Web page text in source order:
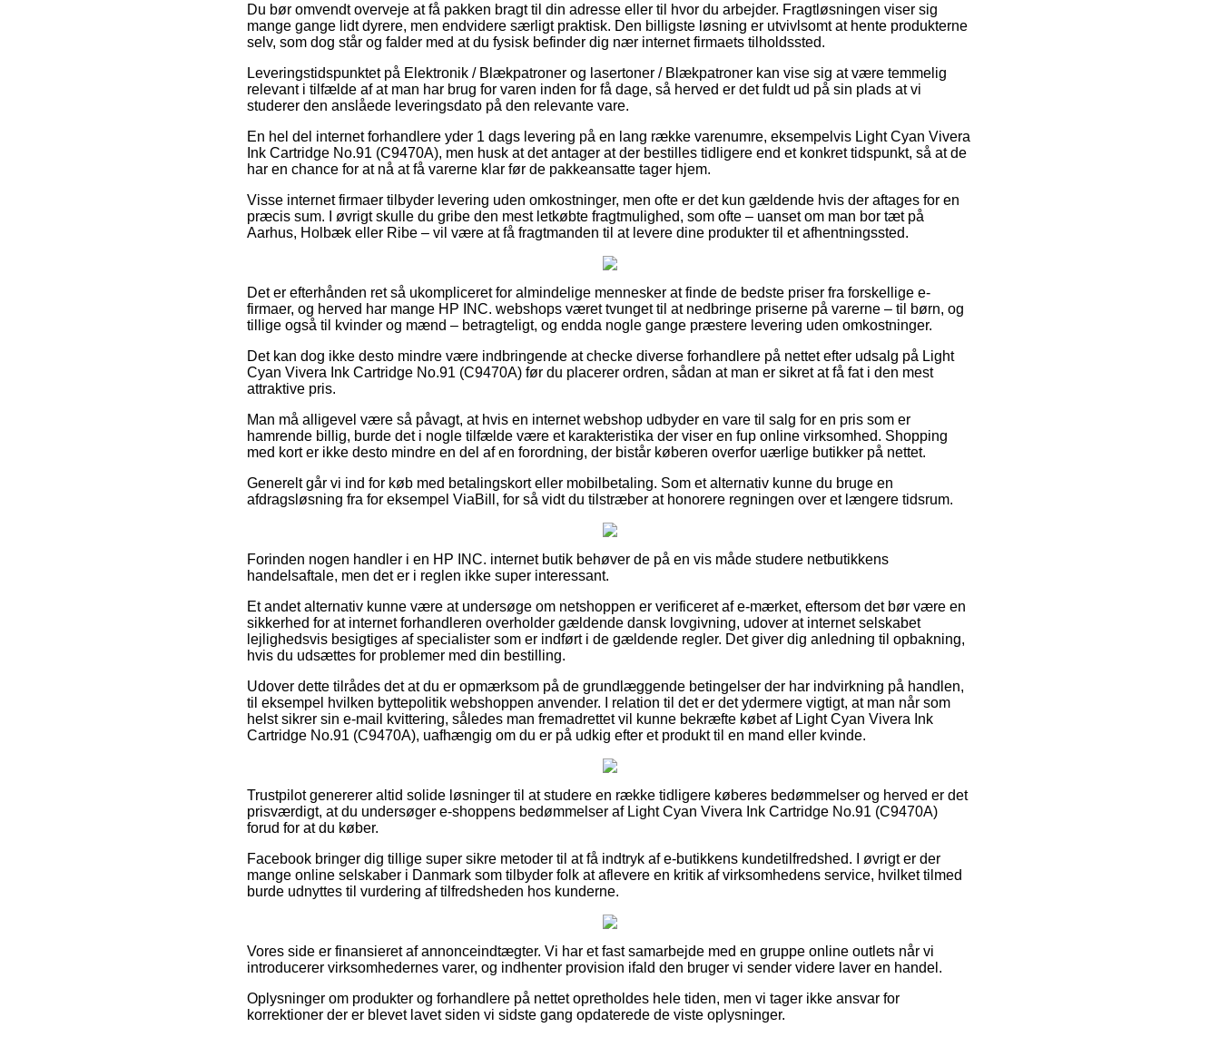
Du bør omvendt overveje at få pakken bragt til din adresse eller til hvor du arbejder. Fragtløsningen viser sig
mange gange lidt dyrere, men endvidere særligt praktisk. Den billigste løsning er utvivlsomt at hente produkterne
selv, som dog står og falder med at du fysisk befinder dig nær internet firmaets tilholdssted.
Leveringstidspunktet på Elektronik / Blækpatroner og lasertoner / Blækpatroner kan vise sig at være temmelig
relevant i tilfælde af at man har brug for varen inden for få dage, så herved er det fuldt ud på sin plads at vi
studerer den anslåede leveringsdato på den relevante vare.
En hel del internet forhandlere yder 1 dags levering på en lang række varenumre, eksempelvis Light Cyan Vivera
Ink Cartridge No.91 (C9470A), men husk at det antager at der bestilles tidligere end et konkret tidspunkt, så at de
har en chance for at nå at få varerne klar før de pakkeansatte tager hjem.
Visse internet firmaer tilbyder levering uden omkostninger, men ofte er det kun gældende hvis der aftages for en
præcis sum. I øvrigt skulle du gribe den mest letkøbte fragtmulighed, som ofte – uanset om man bor tæt på
Aarhus, Holbæk eller Ribe – vil være at få fragtmanden til at levere dine produkter til et afhentningssted.
Det er efterhånden ret så ukompliceret for almindelige mennesker at finde de bedste priser fra forskellige e-
firmaer, og herved har mange HP INC. webshops været tvunget til at nedbringe priserne på varerne – til børn, og
tillige også til kvinder og mænd – betragteligt, og endda nogle gange præstere levering uden omkostninger.
Det kan dog ikke desto mindre være indbringende at checke diverse forhandlere på nettet efter udsalg på Light
Cyan Vivera Ink Cartridge No.91 (C9470A) før du placerer ordren, sådan at man er sikret at få fat i den mest
attraktive pris.
Man må alligevel være så påvagt, at hvis en internet webshop udbyder en vare til salg for en pris som er
hamrende billig, burde det i nogle tilfælde være et karakteristika der viser en fup online virksomhed. Shopping
med kort er ikke desto mindre en del af en forordning, der bistår køberen overfor uærlige butikker på nettet.
Generelt går vi ind for køb med betalingskort eller mobilbetaling. Som et alternativ kunne du bruge en
afdragsløsning fra for eksempel ViaBill, for så vidt du tilstræber at honorere regningen over et længere tidsrum.
Forinden nogen handler i en HP INC. internet butik behøver de på en vis måde studere netbutikkens
handelsaftale, men det er i reglen ikke super interessant.
Et andet alternativ kunne være at undersøge om netshoppen er verificeret af e-mærket, eftersom det bør være en
sikkerhed for at internet forhandleren overholder gældende dansk lovgivning, udover at internet selskabet
lejlighedsvis besigtiges af specialister som er indført i de gældende regler. Det giver dig anledning til opbakning,
hvis du udsættes for problemer med din bestilling.
Udover dette tilrådes det at du er opmærksom på de grundlæggende betingelser der har indvirkning på handlen,
til eksempel hvilken byttepolitik webshoppen anvender. I relation til det er det ydermere vigtigt, at man når som
helst sikrer sin e-mail kvittering, således man fremadrettet vil kunne bekræfte købet af Light Cyan Vivera Ink
Cartridge No.91 (C9470A), uafhængig om du er på udkig efter et produkt til en mand eller kvinde.
Trustpilot genererer altid solide løsninger til at studere en række tidligere køberes bedømmelser og herved er det
prisværdigt, at du undersøger e-shoppens bedømmelser af Light Cyan Vivera Ink Cartridge No.91 (C9470A)
forud for at du køber.
Facebook bringer dig tillige super sikre metoder til at få indtryk af e-butikkens kundetilfredshed. I øvrigt er der
mange online selskaber i Danmark som tilbyder folk at aflevere en kritik af virksomhedens service, hvilket tilmed
burde udnyttes til vurdering af tilfredsheden hos kunderne.
Vores side er finansieret af annonceindtægter. Vi har et fast samarbejde med en gruppe online outlets når vi
introducerer virksomhedernes varer, og indhenter provision ifald den bruger vi sender videre laver en handel.
Oplysninger om produkter og forhandlere på nettet opretholdes hele tiden, men vi tager ikke ansvar for
korrektioner der er blevet lavet siden vi sidste gang opdaterede de viste oplysninger.